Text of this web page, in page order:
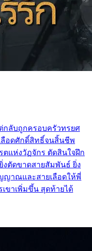
กลับถูกครอบครัวทรยศ
ลือดศักดิ์สิทธิ์จนสิ้นชีพ
แห่งวัฏจักร ตัดสินใจฝึก
ตัดขาดสายสัมพันธ์ ยิ่ง
ญาณและสายเลือดให้พี่
ขาเพิ่มขึ้น สุดท้ายได้